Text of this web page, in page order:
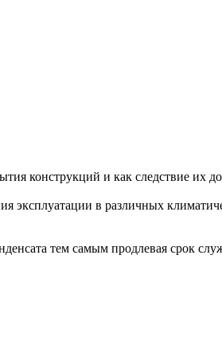
конструкций и как следствие их
эксплуатации в различных
тем самым продлевая срок